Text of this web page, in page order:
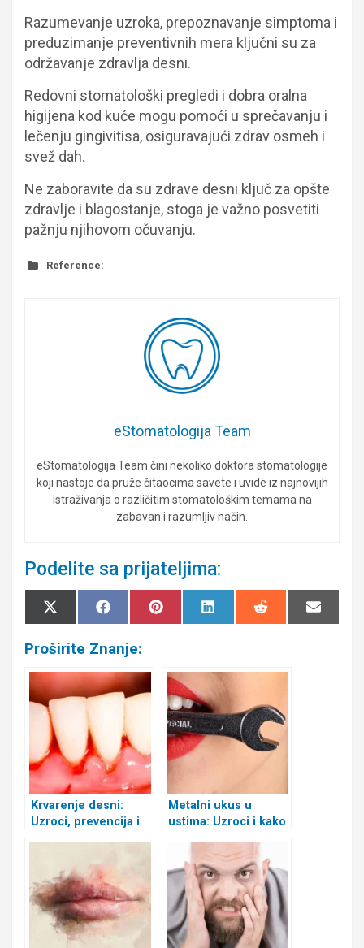
Razumevanje uzroka, prepoznavanje simptoma i
preduzimanje preventivnih mera ključni su za
održavanje zdravlja desni.
Redovni stomatološki pregledi i dobra oralna
higijena kod kuće mogu pomoći u sprečavanju i
lečenju gingivitisa, osiguravajući zdrav osmeh i
svež dah.
Ne zaboravite da su zdrave desni ključ za opšte
zdravlje i blagostanje, stoga je važno posvetiti
pažnju njihovom očuvanju.
Reference:
eStomatologija Team
eStomatologija Team čini nekoliko doktora stomatologije
koji nastoje da pruže čitaocima savete i uvide iz najnovijih
istraživanja o različitim stomatološkim temama na
zabavan i razumljiv način.
Podelite sa prijateljima:
Share
on
X
(
w
t
t
e
Share
on
F
a
e
o
o
k
Share
on
P
i
e
s
Share
on
L
i
d
n
Share
on
R
e
t
Share
on
E
m
Proširite Znanje:
Krvarenje desni:
Uzroci, prevencija i
Metalni ukus u
ustima: Uzroci i kako